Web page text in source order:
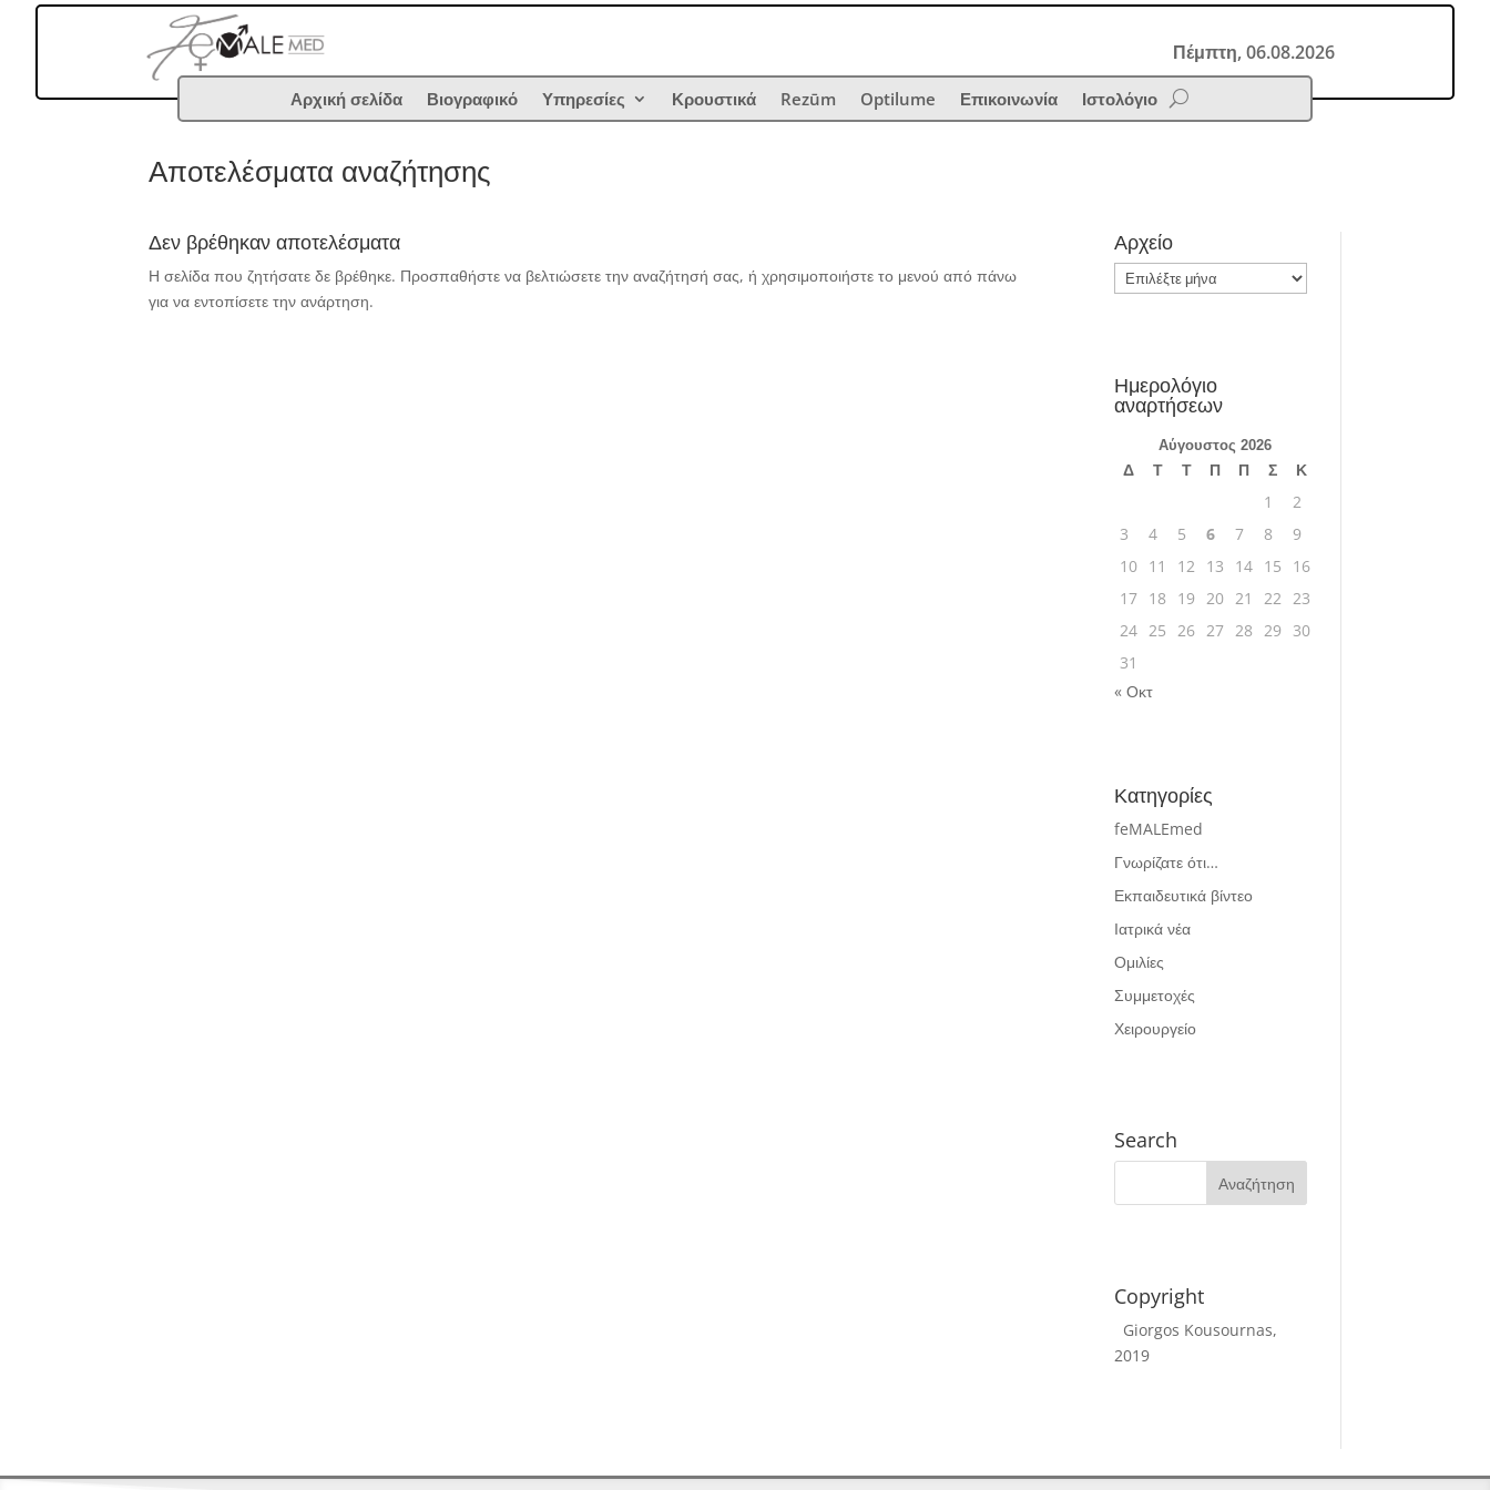
Πέμπτη, 06.08.2026
Αρχική σελίδα Βιογραφικό Υπηρεσίες Κρουστικά Rezūm Optilume Επικοινωνία Ιστολόγιο
Αποτελέσματα αναζήτησης
Δεν βρέθηκαν αποτελέσματα
Η σελίδα που ζητήσατε δε βρέθηκε. Προσπαθήστε να βελτιώσετε την αναζήτησή σας, ή χρησιμοποιήστε το μενού από πάνω
για να εντοπίσετε την ανάρτηση.
Αρχείο
Αρχείο
Ημερολόγιο
αναρτήσεων
Αύγουστος 2026
Δ Τ Τ Π Π Σ
Κ
1
2
3
4 5 6 7 8
9
10 11 12 13 14 15
16
17 18 19 20 21 22 23
24 25 26 27 28 29
30
31
« Οκτ
Κατηγορίες
feMALEmed
Γνωρίζατε ότι…
Εκπαιδευτικά βίντεο
Ιατρικά νέα
Ομιλίες
Συμμετοχές
Χειρουργείο
Search
Copyright
Giorgos Kousournas,
2019